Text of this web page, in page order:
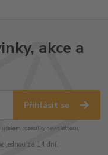
akce a
Přihlásit se
rozesílky newsletteru.
jednou za 14 dní.